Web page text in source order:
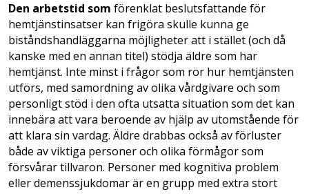
Den arbetstid som förenklat beslutsfattande för
hemtjänst­insatser kan frigöra skulle kunna ge
biståndshandläggarna möjligheter att i stället (och då
kanske med en annan titel) stödja äldre som har
hemtjänst. Inte minst i frågor som rör hur hemtjänsten
utförs, med samordning av olika vårdgivare och som
personligt stöd i den ofta utsatta situation som det kan
innebära att vara beroende av hjälp av utomstående för
att klara sin vardag. Äldre drabbas också av förluster
både av viktiga personer och olika förmågor som
försvårar tillvaron. Personer med kognitiva problem
eller demenssjukdomar är en grupp med extra stort